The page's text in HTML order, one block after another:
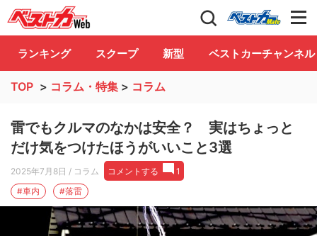
自動車情報誌「ベストカー」 Club
ランキング スクープ 新型 ベストカーチャンネル
TOP > コラム・特集 > コラム
雷でもクルマのなかは安全？ 実はちょっと
だけ気をつけたほうがいいこと3選
2025年7月8日 / コラム コメントする
1
#車内
#落雷